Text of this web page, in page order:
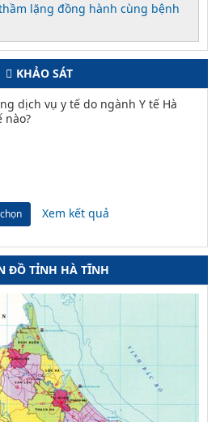
lặng đồng hành cùng bệnh
KHẢO SÁT
dịch vụ y tế do ngành Y tế Hà
nào?
Xem kết quả
ĐỒ TỈNH HÀ TĨNH